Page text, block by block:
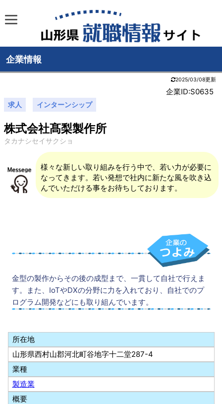
企業情報
2025/03/08更新
企業ID:S0635
求人 インターンシップ
株式会社髙梨製作所
タカナシセイサクショ
様々な新しい取り組みを行う中で、若い力が必要に
なってきます。若い発想で社内に新たな風を吹き込
んでいただける事をお待ちしております。
金型の製作からその後の成型まで、一貫して自社で行えま
す。また、IoTやDXの分野に力を入れており、自社でのプ
ログラム開発などにも取り組んでいます。
所在地
山形県西村山郡河北町谷地字十二堂287-4
業種
製造業
概要